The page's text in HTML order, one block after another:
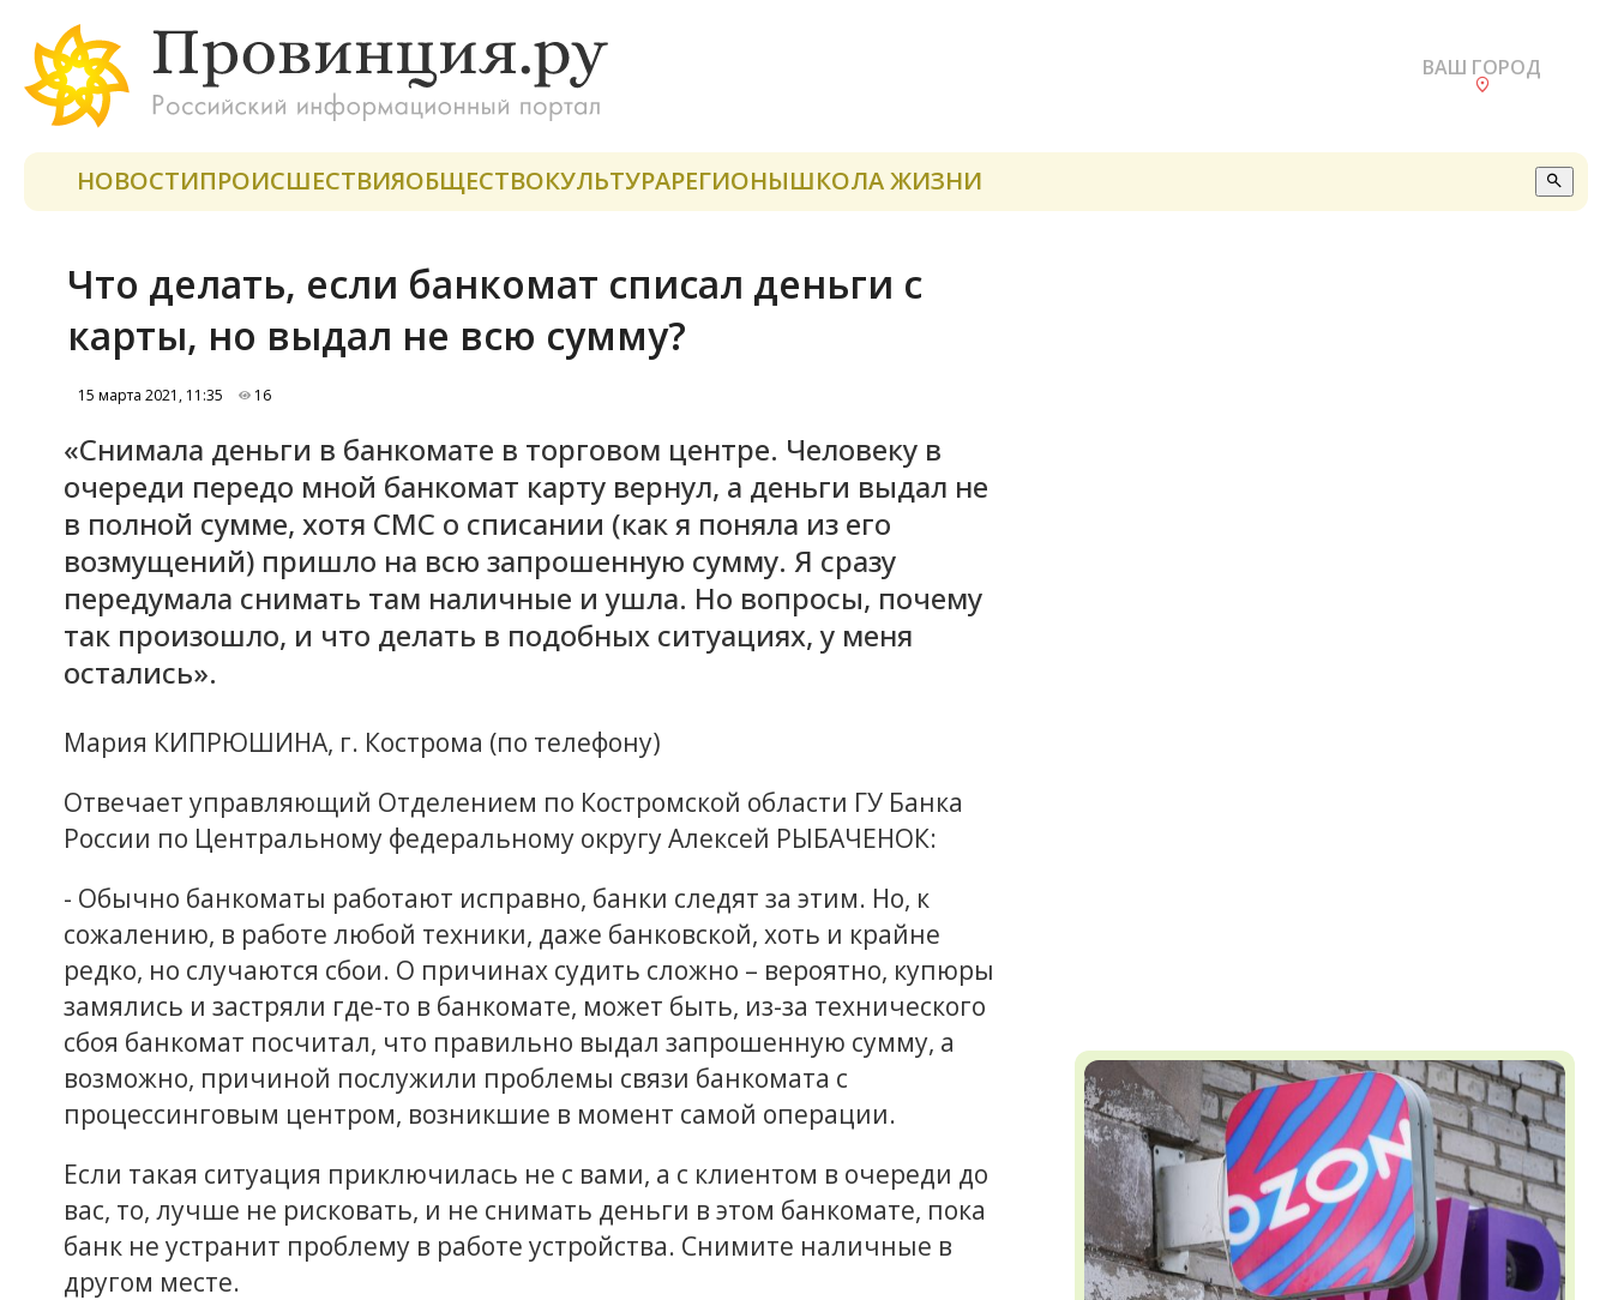
ВАШ ГОРОД
НОВОСТИПРОИСШЕСТВИЯОБЩЕСТВОКУЛЬТУРАРЕГИОНЫШКОЛА ЖИЗНИ
Что делать, если банкомат списал деньги с
карты, но выдал не всю сумму?
15 марта 2021, 11:35 16
«Снимала деньги в банкомате в торговом центре. Человеку в
очереди передо мной банкомат карту вернул, а деньги выдал не
в полной сумме, хотя СМС о списании (как я поняла из его
возмущений) пришло на всю запрошенную сумму. Я сразу
передумала снимать там наличные и ушла. Но вопросы, почему
так произошло, и что делать в подобных ситуациях, у меня
остались».
Мария КИПРЮШИНА, г. Кострома (по телефону)
Отвечает управляющий Отделением по Костромской области ГУ Банка
России по Центральному федеральному округу Алексей РЫБАЧЕНОК:
- Обычно банкоматы работают исправно, банки следят за этим. Но, к
сожалению, в работе любой техники, даже банковской, хоть и крайне
редко, но случаются сбои. О причинах судить сложно – вероятно, купюры
замялись и застряли где-то в банкомате, может быть, из-за технического
сбоя банкомат посчитал, что правильно выдал запрошенную сумму, а
возможно, причиной послужили проблемы связи банкомата с
процессинговым центром, возникшие в момент самой операции.
Если такая ситуация приключилась не с вами, а с клиентом в очереди до
вас, то, лучше не рисковать, и не снимать деньги в этом банкомате, пока
банк не устранит проблему в работе устройства. Снимите наличные в
другом месте.